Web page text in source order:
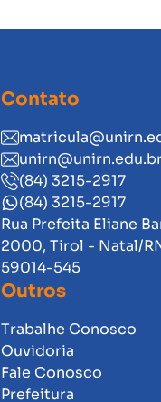
Contato
(84) 3215-2917
(84) 3215-2917
Rua Prefeita Eliane
2000, Tirol - Natal/
59014-545
Outros
Trabalhe Conosco
Ouvidoria
Fale Conosco
Prefeitura